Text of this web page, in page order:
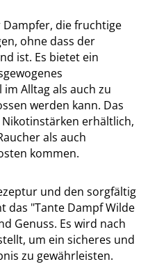
die fruchtige
ohne dass der
ist. Es bietet ein
Alltag als auch zu
werden kann. Das
erhältlich,
als auch
kommen.
und den sorgfältig
das "Tante Dampf Wilde
Genuss. Es wird nach
um ein sicheres und
zu gewährleisten.